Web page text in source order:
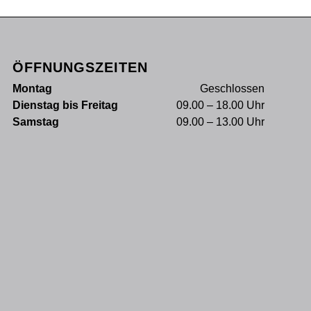
ÖFFNUNGSZEITEN
Montag
Geschlossen
Dienstag bis Freitag
09.00 – 18.00 Uhr
Samstag
09.00 – 13.00 Uhr